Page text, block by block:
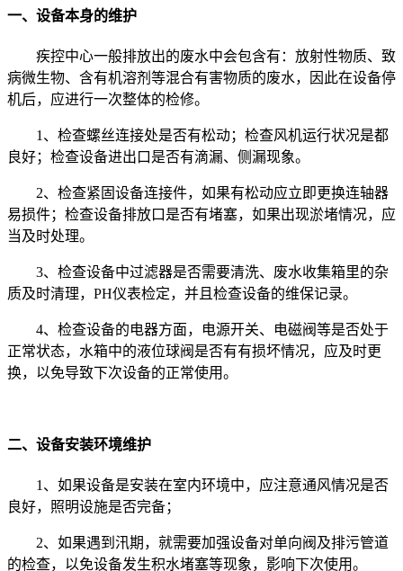
一、设备本身的维护
疾控中心一般排放出的废水中会包含有：放射性物质、致
病微生物、含有机溶剂等混合有害物质的废水，因此在设备停
机后，应进行一次整体的检修。
1、检查螺丝连接处是否有松动；检查风机运行状况是都
良好；检查设备进出口是否有滴漏、侧漏现象。
2、检查紧固设备连接件，如果有松动应立即更换连轴器
易损件；检查设备排放口是否有堵塞，如果出现淤堵情况，应
当及时处理。
3、检查设备中过滤器是否需要清洗、废水收集箱里的杂
质及时清理，PH仪表检定，并且检查设备的维保记录。
4、检查设备的电器方面，电源开关、电磁阀等是否处于
正常状态，水箱中的液位球阀是否有有损坏情况，应及时更
换，以免导致下次设备的正常使用。
二、设备安装环境维护
1、如果设备是安装在室内环境中，应注意通风情况是否
良好，照明设施是否完备；
2、如果遇到汛期，就需要加强设备对单向阀及排污管道
的检查，以免设备发生积水堵塞等现象，影响下次使用。